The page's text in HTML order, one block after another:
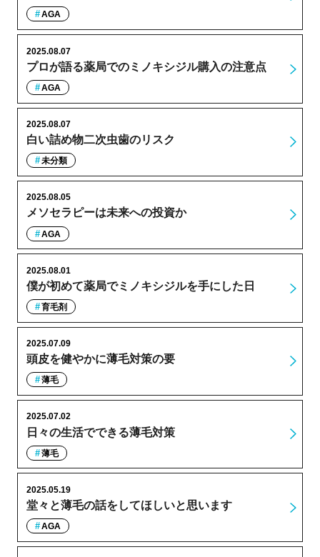
AGA
プロが語る薬局でのミノキシジル購入の注意点
2025.08.07
AGA
白い詰め物二次虫歯のリスク
2025.08.07
未分類
メソセラピーは未来への投資か
2025.08.05
AGA
僕が初めて薬局でミノキシジルを手にした日
2025.08.01
育毛剤
頭皮を健やかに薄毛対策の要
2025.07.09
薄毛
日々の生活でできる薄毛対策
2025.07.02
薄毛
堂々と薄毛の話をしてほしいと思います
2025.05.19
AGA